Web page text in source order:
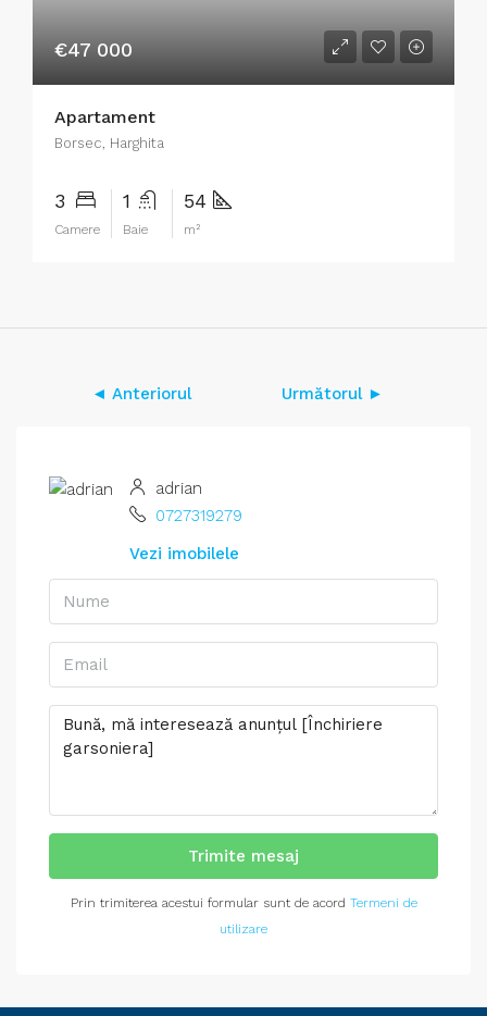
€47 000
Apartament
Borsec, Harghita
3
Camere
1
Baie
54
m²
◄ Anteriorul Următorul ►
adrian
0727319279
Vezi imobilele
Trimite mesaj
Prin trimiterea acestui formular sunt de acord Termeni de
utilizare